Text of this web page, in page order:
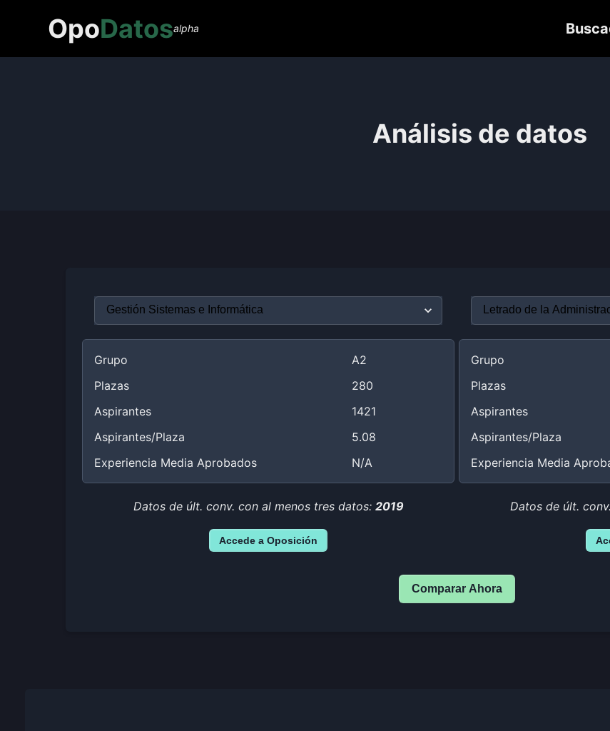
OpoDatosalpha
Análisis de datos
Grupo
A2
Plazas
280
Aspirantes
1421
Aspirantes/Plaza
5.08
Experiencia Media Aprobados
N/A
Datos de últ. conv. con al menos tres datos: 2019
Accede a Oposición
Grupo
Plazas
Aspirantes
Aspirantes/Plaza
Experiencia Media
Datos de últ.
Comparar Ahora